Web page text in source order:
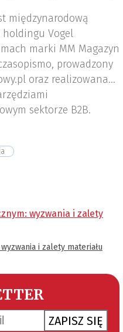
międzynarodową
Vogel
marki MM Magazyn
prowadzony
oraz realizowana
sektorze B2B.
i zalety materiału
ZAPISZ SIĘ